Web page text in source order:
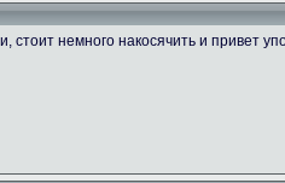
Скачано: 78
стоит немного накосячить и привет